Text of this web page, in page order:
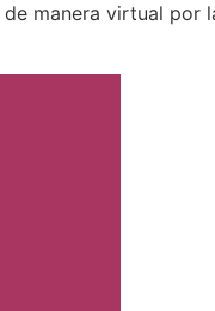
manera virtual por